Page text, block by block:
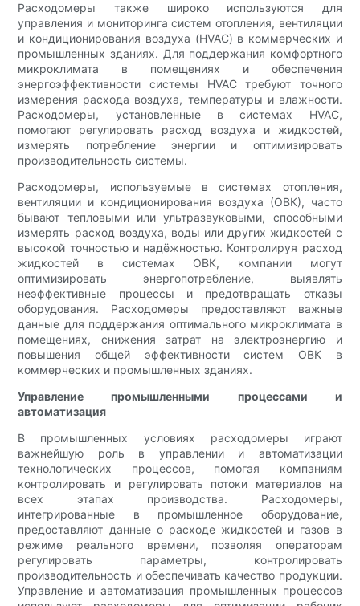
Расходомеры также широко используются для
управления и мониторинга систем отопления, вентиляции
и кондиционирования воздуха (HVAC) в коммерческих и
промышленных зданиях. Для поддержания комфортного
микроклимата в помещениях и обеспечения
энергоэффективности системы HVAC требуют точного
измерения расхода воздуха, температуры и влажности.
Расходомеры, установленные в системах HVAC,
помогают регулировать расход воздуха и жидкостей,
измерять потребление энергии и оптимизировать
производительность системы.
Расходомеры, используемые в системах отопления,
вентиляции и кондиционирования воздуха (ОВК), часто
бывают тепловыми или ультразвуковыми, способными
измерять расход воздуха, воды или других жидкостей с
высокой точностью и надёжностью. Контролируя расход
жидкостей в системах ОВК, компании могут
оптимизировать энергопотребление, выявлять
неэффективные процессы и предотвращать отказы
оборудования. Расходомеры предоставляют важные
данные для поддержания оптимального микроклимата в
помещениях, снижения затрат на электроэнергию и
повышения общей эффективности систем ОВК в
коммерческих и промышленных зданиях.
Управление промышленными процессами и
автоматизация
В промышленных условиях расходомеры играют
важнейшую роль в управлении и автоматизации
технологических процессов, помогая компаниям
контролировать и регулировать потоки материалов на
всех этапах производства. Расходомеры,
интегрированные в промышленное оборудование,
предоставляют данные о расходе жидкостей и газов в
режиме реального времени, позволяя операторам
регулировать параметры, контролировать
производительность и обеспечивать качество продукции.
Управление и автоматизация промышленных процессов